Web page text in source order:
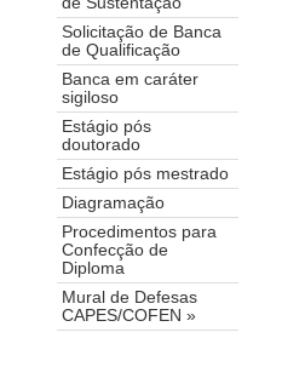
Solicitação de Banca
de Qualificação
Banca em caráter
sigiloso
Estágio pós
doutorado
Estágio pós mestrado
Diagramação
Procedimentos para
Confecção de
Diploma
Mural de Defesas
CAPES/COFEN »